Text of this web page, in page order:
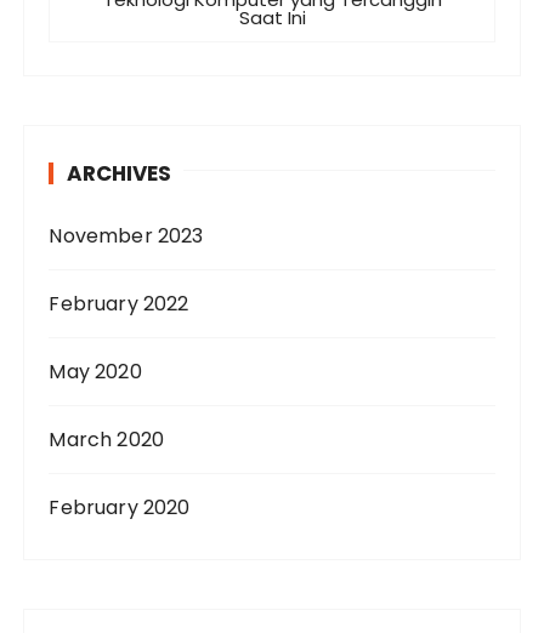
Saat Ini
ARCHIVES
November 2023
February 2022
May 2020
March 2020
February 2020